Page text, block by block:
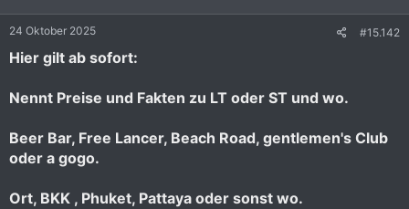
n
24 Oktober 2025 #15.142
Hier gilt ab sofort:
Nennt Preise und Fakten zu LT oder ST und wo.
Beer Bar, Free Lancer, Beach Road, gentlemen's Club
oder a gogo.
Ort, BKK , Phuket, Pattaya oder sonst wo.